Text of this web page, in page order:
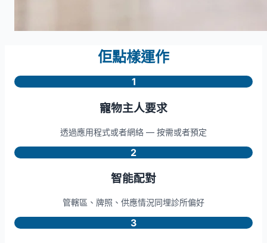
佢點樣運作
1
寵物主人要求
透過應用程式或者網絡 — 按需或者預定
2
智能配對
管轄區、牌照、供應情況同埋診所偏好
3